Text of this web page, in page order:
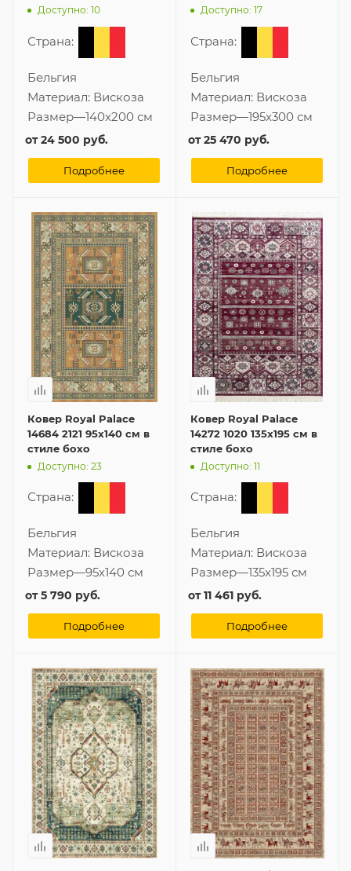
Доступно: 10
Страна:
Бельгия
Материал: Вискоза
Размер—140x200 см
от24 500 руб.
Подробнее
Доступно: 17
Страна:
Бельгия
Материал: Вискоза
Размер—195x300 см
от25 470 руб.
Подробнее
Ковер Royal Palace
14684 2121 95x140 см в
стиле бохо
Доступно: 23
Страна:
Бельгия
Материал: Вискоза
Размер—95x140 см
от5 790 руб.
Подробнее
Ковер Royal Palace
14272 1020 135x195 см в
стиле бохо
Доступно: 11
Страна:
Бельгия
Материал: Вискоза
Размер—135x195 см
от11 461 руб.
Подробнее